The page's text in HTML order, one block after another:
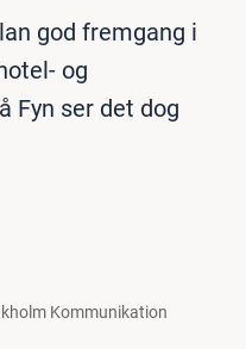
god fremgang i
og
Fyn ser det dog
Kommunikation